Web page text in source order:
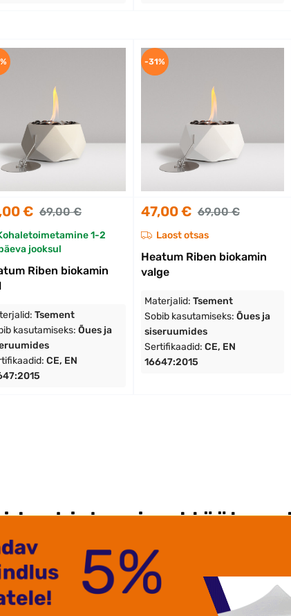
€ 69,00 €
1-2
jooksul
Riben biokamin
Tsement
kasutamiseks: Õues ja
CE, EN
47,00 € 69,00 €
Laost otsas
Heatum Riben biokamin
valge
Materjalid: Tsement
Sobib kasutamiseks: Õues ja
siseruumides
Sertifikaadid: CE, EN
16647:2015
-31%
biokaminad
on ilus ja funktsionaalne valik korteritele ja
on eriti mugavad, kuna neid saab kasutada
ideaalseks lahenduseks nendele, kes soovivad